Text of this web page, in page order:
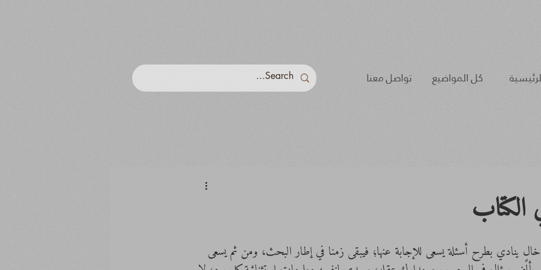
تواصل معنا كل المواضيع
الكتاب
خالٍ ينادي بطرح أسئلة يسعى للإجابة عنها؛ فيبقى زمنا في إطار البحث، ومن ثم يسعى